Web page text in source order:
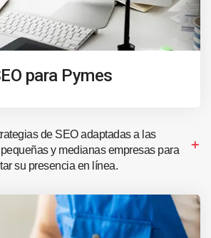
para Pymes
de SEO adaptadas a las
y medianas empresas para
su presencia en línea.